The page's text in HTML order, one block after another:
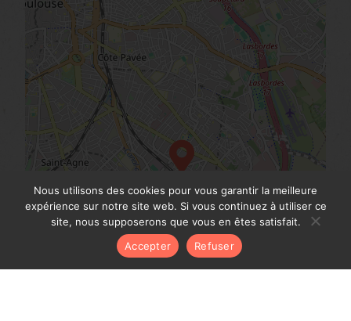
Leaflet |© OpenStreetMap
Nous utilisons des cookies pour vous garantir la meilleure
expérience sur notre site web. Si vous continuez à utiliser ce
site, nous supposerons que vous en êtes satisfait.
Accepter
Refuser